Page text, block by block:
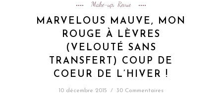
Make-up, Revue
MARVELOUS MAUVE, MON
ROUGE À LÈVRES
(VELOUTÉ SANS
TRANSFERT) COUP DE
COEUR DE L’HIVER !
10 décembre 2015 / 30 Commentaires